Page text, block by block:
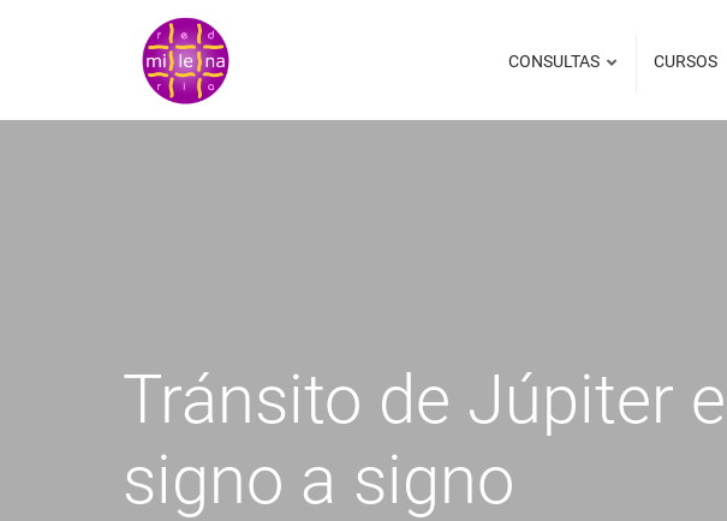
principal
CONSULTAS CURSOS
Tránsito de Júpiter
signo a signo